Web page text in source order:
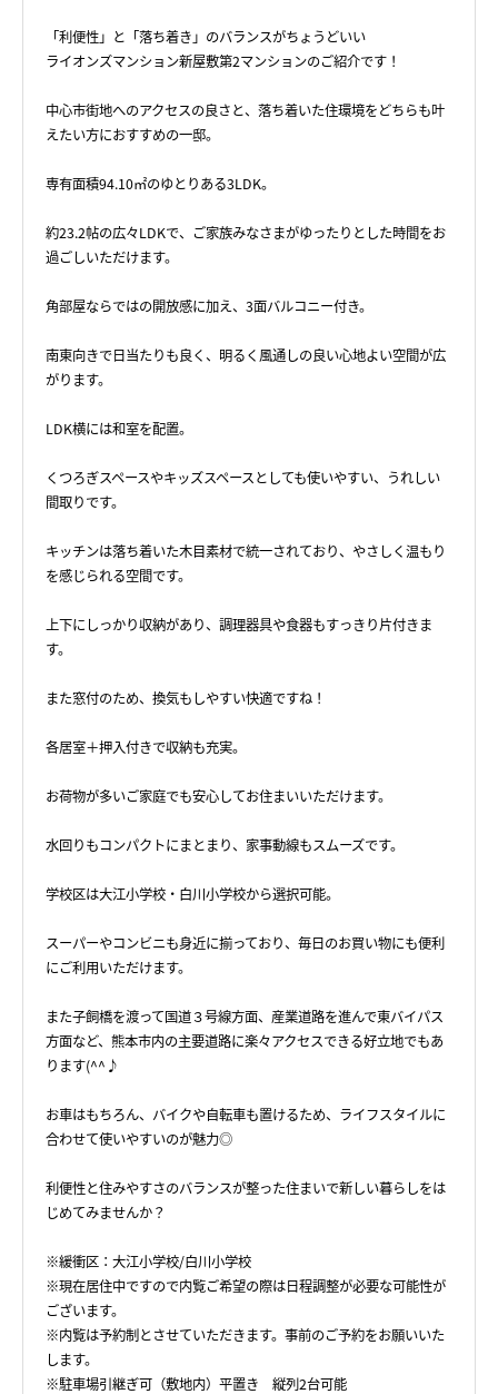
「利便性」と「落ち着き」のバランスがちょうどいい
ライオンズマンション新屋敷第2マンションのご紹介です！
中心市街地へのアクセスの良さと、落ち着いた住環境をどちらも叶
えたい方におすすめの一邸。
専有面積94.10㎡のゆとりある3LDK。
約23.2帖の広々LDKで、ご家族みなさまがゆったりとした時間をお
過ごしいただけます。
角部屋ならではの開放感に加え、3面バルコニー付き。
南東向きで日当たりも良く、明るく風通しの良い心地よい空間が広
がります。
LDK横には和室を配置。
くつろぎスペースやキッズスペースとしても使いやすい、うれしい
間取りです。
キッチンは落ち着いた木目素材で統一されており、やさしく温もり
を感じられる空間です。
上下にしっかり収納があり、調理器具や食器もすっきり片付きま
す。
また窓付のため、換気もしやすい快適ですね！
各居室＋押入付きで収納も充実。
お荷物が多いご家庭でも安心してお住まいいただけます。
水回りもコンパクトにまとまり、家事動線もスムーズです。
学校区は大江小学校・白川小学校から選択可能。
スーパーやコンビニも身近に揃っており、毎日のお買い物にも便利
にご利用いただけます。
また子飼橋を渡って国道３号線方面、産業道路を進んで東バイパス
方面など、熊本市内の主要道路に楽々アクセスできる好立地でもあ
ります(^^♪
お車はもちろん、バイクや自転車も置けるため、ライフスタイルに
合わせて使いやすいのが魅力◎
利便性と住みやすさのバランスが整った住まいで新しい暮らしをは
じめてみませんか？
※緩衝区：大江小学校/白川小学校
※現在居住中ですので内覧ご希望の際は日程調整が必要な可能性が
ございます。
※内覧は予約制とさせていただきます。事前のご予約をお願いいた
します。
※駐車場引継ぎ可（敷地内）平置き 縦列2台可能